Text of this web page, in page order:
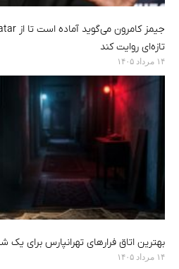
تازه‌ای روایت کند
۱۴ مرداد ۱۴۰۵
بهترین اتاق فرارهای تهرانپارس برای یک
۱۴ مرداد ۱۴۰۵